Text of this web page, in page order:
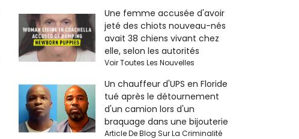
Une femme accusée d'avoir
jeté des chiots nouveau-nés
avait 38 chiens vivant chez
elle, selon les autorités
Voir Toutes Les Nouvelles
Un chauffeur d'UPS en Floride
tué après le détournement
d'un camion lors d'un
braquage dans une bijouterie
Article De Blog Sur La Criminalité